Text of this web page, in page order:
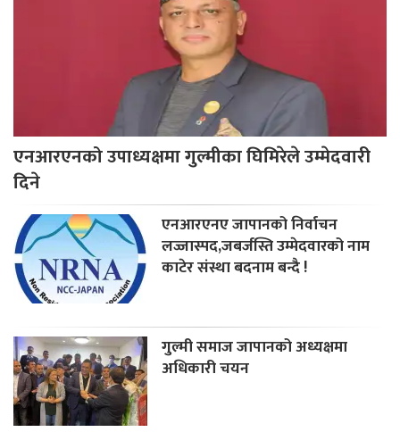
एनआरएनको उपाध्यक्षमा गुल्मीका घिमिरेले उम्मेदवारी
दिने
एनआरएनए जापानको निर्वाचन
लज्जास्पद,जबर्जस्ति उम्मेदवारको नाम
काटेर संस्था बदनाम बन्दै !
गुल्मी समाज जापानको अध्यक्षमा
अधिकारी चयन